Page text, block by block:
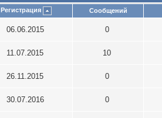
Регистрация Сообщений
06.06.2015 0
11.07.2015 10
26.11.2015 0
30.07.2016 0